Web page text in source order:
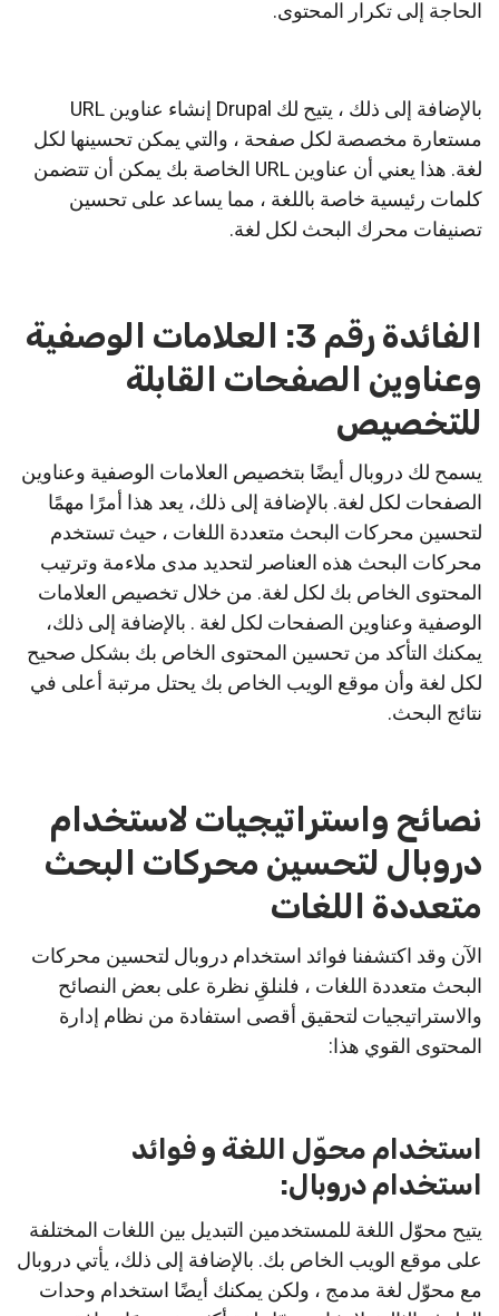
الحاجة إلى تكرار المحتوى.
بالإضافة إلى ذلك ، يتيح لك Drupal إنشاء عناوين URL
مستعارة مخصصة لكل صفحة ، والتي يمكن تحسينها لكل
لغة. هذا يعني أن عناوين URL الخاصة بك يمكن أن تتضمن
كلمات رئيسية خاصة باللغة ، مما يساعد على تحسين
تصنيفات محرك البحث لكل لغة.
الفائدة رقم 3: العلامات الوصفية
وعناوين الصفحات القابلة
للتخصيص
يسمح لك دروبال أيضًا بتخصيص العلامات الوصفية وعناوين
الصفحات لكل لغة. بالإضافة إلى ذلك، يعد هذا أمرًا مهمًا
لتحسين محركات البحث متعددة اللغات ، حيث تستخدم
محركات البحث هذه العناصر لتحديد مدى ملاءمة وترتيب
المحتوى الخاص بك لكل لغة. من خلال تخصيص العلامات
الوصفية وعناوين الصفحات لكل لغة . بالإضافة إلى ذلك،
يمكنك التأكد من تحسين المحتوى الخاص بك بشكل صحيح
لكل لغة وأن موقع الويب الخاص بك يحتل مرتبة أعلى في
نتائج البحث.
نصائح واستراتيجيات لاستخدام
دروبال لتحسين محركات البحث
متعددة اللغات
الآن وقد اكتشفنا فوائد استخدام دروبال لتحسين محركات
البحث متعددة اللغات ، فلنلقِ نظرة على بعض النصائح
والاستراتيجيات لتحقيق أقصى استفادة من نظام إدارة
المحتوى القوي هذا:
استخدام محوّل اللغة و فوائد
استخدام دروبال:
يتيح محوّل اللغة للمستخدمين التبديل بين اللغات المختلفة
على موقع الويب الخاص بك. بالإضافة إلى ذلك، يأتي دروبال
مع محوّل لغة مدمج ، ولكن يمكنك أيضًا استخدام وحدات